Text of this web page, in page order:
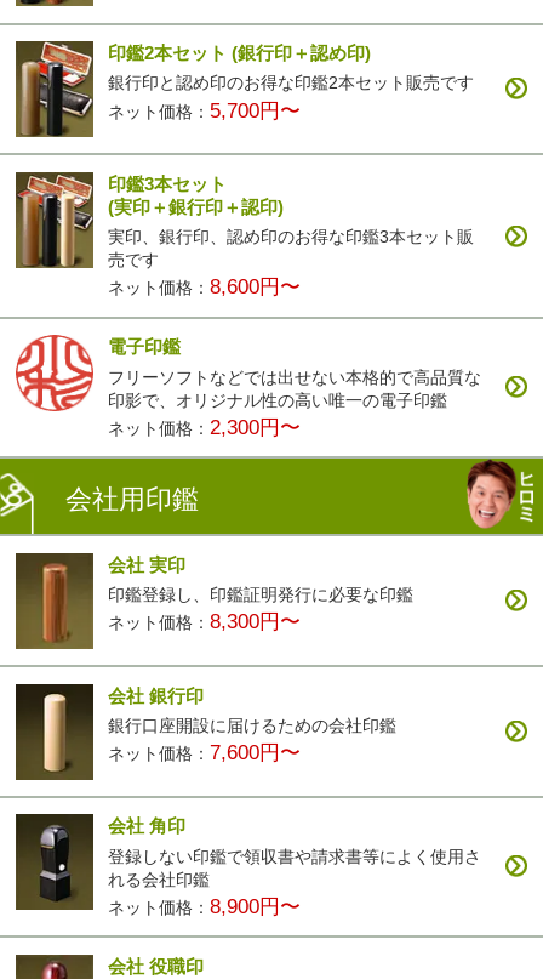
印鑑2本セット(銀行印＋認め印)
銀行印と認め印のお得な印鑑2本セット販売です
ネット価格： 5,700円〜
印鑑3本セット
(実印＋銀行印＋認印)
実印、銀行印、認め印のお得な印鑑3本セット販
売です
ネット価格：8,600円〜
電子印鑑
フリーソフトなどでは出せない本格的で高品質な
印影で、オリジナル性の高い唯一の電子印鑑
ネット価格： 2,300円〜
会社用印鑑
会社 実印
印鑑登録し、印鑑証明発行に必要な印鑑
ネット価格：8,300円〜
会社 銀行印
銀行口座開設に届けるための会社印鑑
ネット価格： 7,600円〜
会社 角印
登録しない印鑑で領収書や請求書等によく使用さ
れる会社印鑑
ネット価格：8,900円〜
会社 役職印